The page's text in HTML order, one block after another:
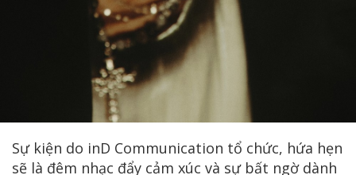
Sự kiện do inD Communication tổ chức, hứa hẹn
sẽ là đêm nhạc đẩy cảm xúc và sự bất ngờ dành